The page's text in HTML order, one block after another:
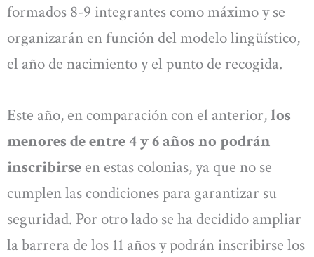
formados 8-9 integrantes como máximo y se
organizarán en función del modelo lingüístico,
el año de nacimiento y el punto de recogida.
Este año, en comparación con el anterior,los
menores de entre 4 y 6 años no podrán
inscribirse en estas colonias, ya que no se
cumplen las condiciones para garantizar su
seguridad. Por otro lado se ha decidido ampliar
la barrera de los 11 años y podrán inscribirse los